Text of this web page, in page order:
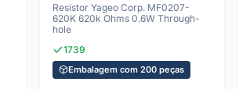
Resistor Yageo Corp. MF0207-
620K 620k Ohms 0.6W Through-
hole
1739
Embalagem com 200 peças